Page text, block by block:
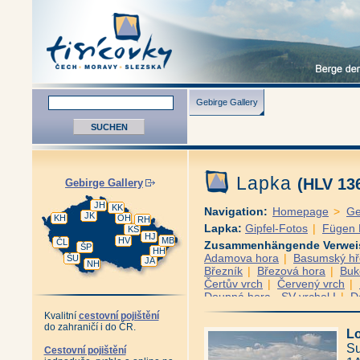
Gebirge Gallery
Gebirge Gallery
JA
HH
MB
HJ
HV
NH
KS
RH
ŠP
ŠU
OH
JK
KK
ČL
JH
KH
Kvalitní cestovní pojištění
do zahraničí i do ČR.
Cestovní pojištění
Lapka (HLV
Navigation: Homepage >
Lapka: Gipfel-Fotos | Fügen
Zusammenhängende
Adamova hora | Basumský
Březník | Březová hora |
Čertův vrch | Červený vrch |
Doupná hora - SV vrchol I |
Helmwald|Hole|Holý vrch
Hvězdná - JV vrchol|Hvozd
Javorná|Javorník|Jedlová